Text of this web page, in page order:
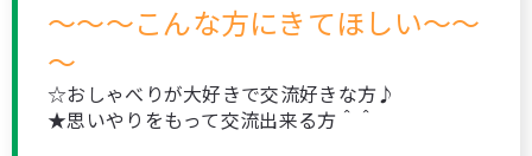
～～～こんな方にきてほしい～～
～
☆おしゃべりが大好きで交流好きな方♪
★思いやりをもって交流出来る方＾＾